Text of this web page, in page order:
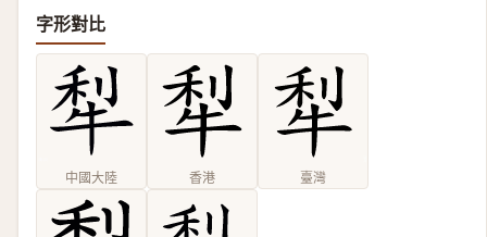
字形對比
中國大陸 香港 臺灣